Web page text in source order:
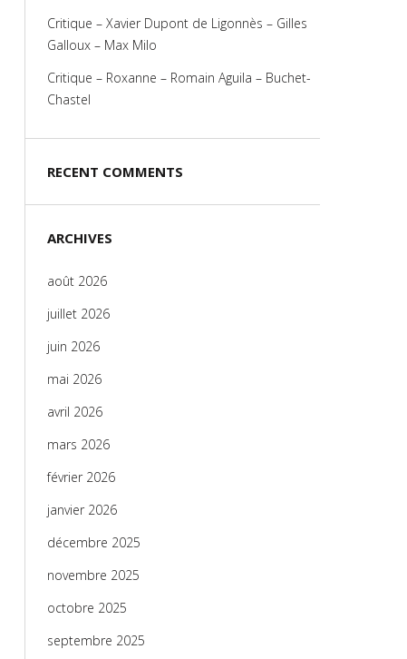
Critique – Xavier Dupont de Ligonnès – Gilles
Galloux – Max Milo
Critique – Roxanne – Romain Aguila – Buchet-
Chastel
RECENT COMMENTS
ARCHIVES
août 2026
juillet 2026
juin 2026
mai 2026
avril 2026
mars 2026
février 2026
janvier 2026
décembre 2025
novembre 2025
octobre 2025
septembre 2025